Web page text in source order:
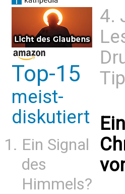
Top-15
meist-
diskutiert
Ein Signal
des
Himmels?
4.